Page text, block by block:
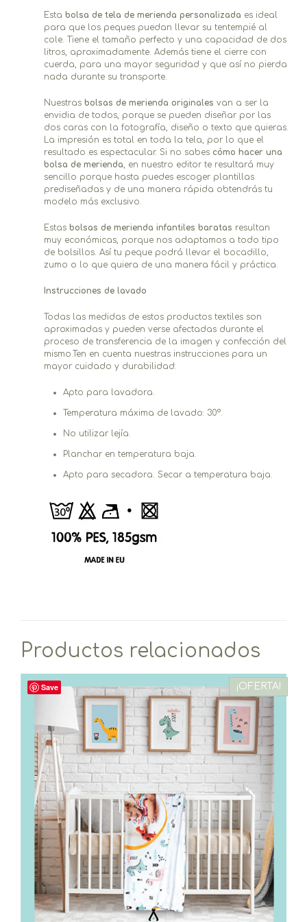
Esta bolsa de tela de merienda personalizada es ideal
para que los peques puedan llevar su tentempié al
cole. Tiene el tamaño perfecto y una capacidad de dos
litros, aproximadamente. Además tiene el cierre con
cuerda, para una mayor seguridad y que así no pierda
nada durante su transporte.
Nuestras bolsas de merienda originales van a ser la
envidia de todos, porque se pueden diseñar por las
dos caras con la fotografía, diseño o texto que quieras.
La impresión es total en toda la tela, por lo que el
resultado es espectacular. Si no sabes cómo hacer una
bolsa de merienda, en nuestro editor te resultará muy
sencillo porque hasta puedes escoger plantillas
prediseñadas y de una manera rápida obtendrás tu
modelo más exclusivo.
Estas bolsas de merienda infantiles baratas resultan
muy económicas, porque nos adaptamos a todo tipo
de bolsillos. Así tu peque podrá llevar el bocadillo,
zumo o lo que quiera de una manera fácil y práctica.
Instrucciones de lavado
Todas las medidas de estos productos textiles son
aproximadas y pueden verse afectadas durante el
proceso de transferencia de la imagen y confección del
mismo.Ten en cuenta nuestras instrucciones para un
mayor cuidado y durabilidad:
Apto para lavadora.
Temperatura máxima de lavado: 30°.
No utilizar lejía.
Planchar en temperatura baja.
Apto para secadora. Secar a temperatura baja.
Productos relacionados
Save ¡OFERTA!